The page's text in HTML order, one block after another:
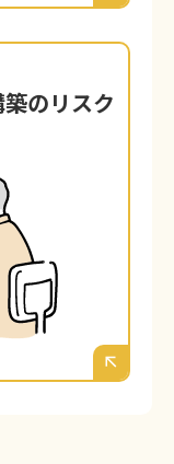
のリスク
のリスク
は簡単で
キュリテ
の専門
イトは、
じです。